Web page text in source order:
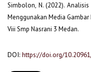
Simbolon, N. (2022).
Menggunakan Media
Viii Smp Nasrani 3 Medan.
DOI: https://doi.org/